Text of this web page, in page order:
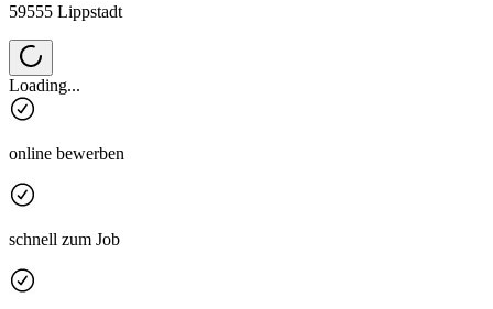
59555 Lippstadt
Loading...
online bewerben
schnell zum Job